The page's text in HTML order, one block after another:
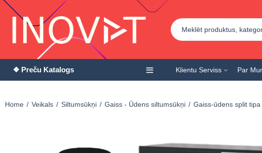
❖ Preču Katalogs Klientu Serviss Par
Home Veikals Siltumsūkņi Gaiss - Ūdens siltumsūkņi Gaiss-ūdens split tipa